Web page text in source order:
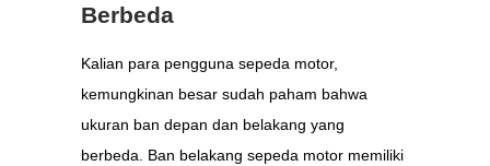
Berbeda
Kalian para pengguna sepeda motor,
kemungkinan besar sudah paham bahwa
ukuran ban depan dan belakang yang
berbeda. Ban belakang sepeda motor memiliki